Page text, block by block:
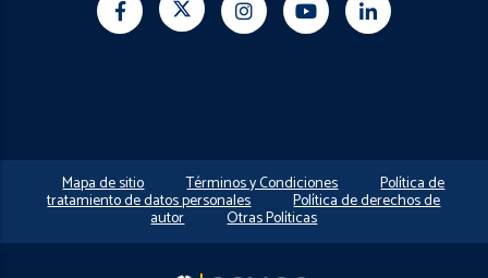
Mapa de sitio Términos y Condiciones Política de
tratamiento de datos personales Política de derechos de
autor Otras Políticas